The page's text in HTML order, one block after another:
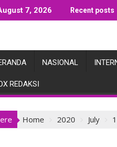
7, 2026 Recent posts
NASIONAL
REDAKSI
Home 2020 July 1